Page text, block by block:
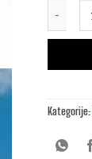
Kategorije: